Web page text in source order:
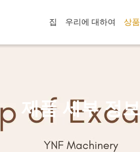
집 우리에 대하여 상품
제품 세부 정보